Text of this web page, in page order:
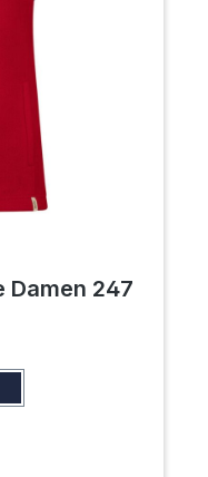
Damen 247
Tinte
Preis: